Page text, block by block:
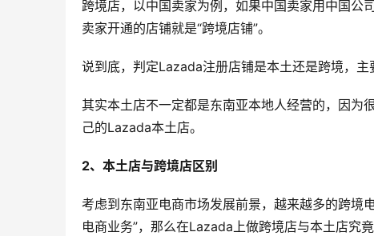
跨境店，以中国卖家为例，如果中国卖家用中国
卖家开通的店铺就是“跨境店铺”。
说到底，判定Lazada注册店铺是本土还是跨境，主
其实本土店不一定都是东南亚本地人经营的，因为
己的Lazada本土店。
2、本土店与跨境店区别
考虑到东南亚电商市场发展前景，越来越多的跨境
电商业务”，那么在Lazada上做跨境店与本土店究竟